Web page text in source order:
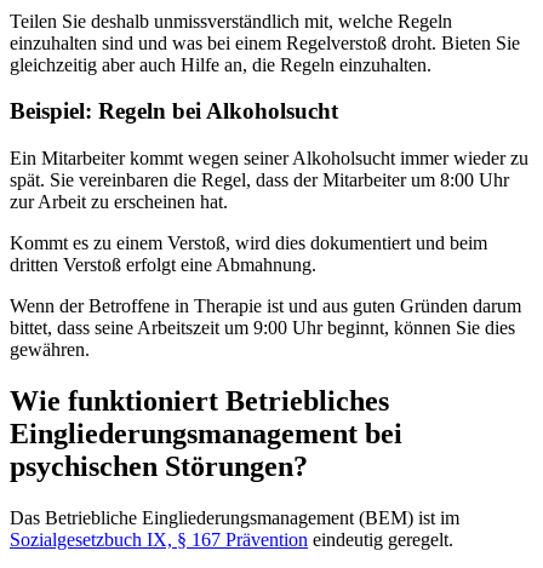
Teilen Sie deshalb unmissverständlich mit, welche Regeln
einzuhalten sind und was bei einem Regelverstoß droht. Bieten Sie
gleichzeitig aber auch Hilfe an, die Regeln einzuhalten.
Beispiel: Regeln bei Alkoholsucht
Ein Mitarbeiter kommt wegen seiner Alkoholsucht immer wieder zu
spät. Sie vereinbaren die Regel, dass der Mitarbeiter um 8:00 Uhr
zur Arbeit zu erscheinen hat.
Kommt es zu einem Verstoß, wird dies dokumentiert und beim
dritten Verstoß erfolgt eine Abmahnung.
Wenn der Betroffene in Therapie ist und aus guten Gründen darum
bittet, dass seine Arbeitszeit um 9:00 Uhr beginnt, können Sie dies
gewähren.
Wie funktioniert Betriebliches
Eingliederungsmanagement bei
psychischen Störungen?
Das Betriebliche Eingliederungsmanagement (BEM) ist im
Sozialgesetzbuch IX, § 167 Prävention eindeutig geregelt.